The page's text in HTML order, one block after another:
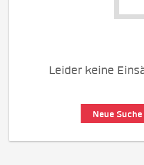
Leider keine
Neue